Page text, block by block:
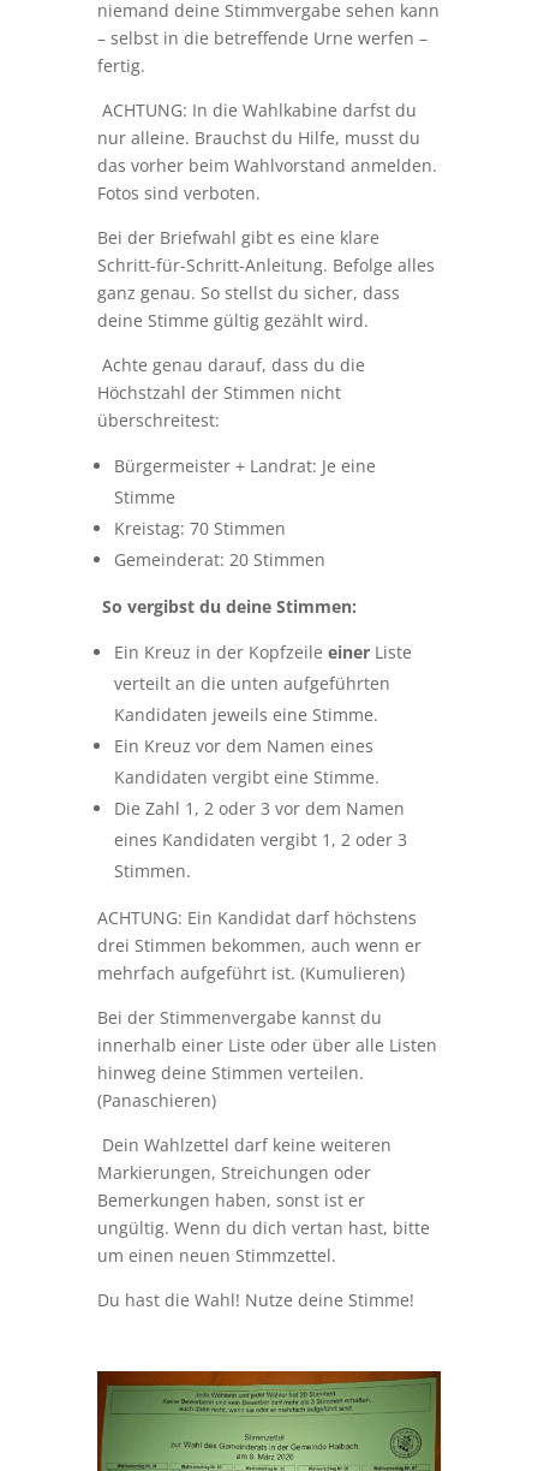
niemand deine Stimmvergabe sehen kann
– selbst in die betreffende Urne werfen –
fertig.
ACHTUNG: In die Wahlkabine darfst du
nur alleine. Brauchst du Hilfe, musst du
das vorher beim Wahlvorstand anmelden.
Fotos sind verboten.
Bei der Briefwahl gibt es eine klare
Schritt-für-Schritt-Anleitung. Befolge alles
ganz genau. So stellst du sicher, dass
deine Stimme gültig gezählt wird.
Achte genau darauf, dass du die
Höchstzahl der Stimmen nicht
überschreitest:
Bürgermeister + Landrat: Je eine
Stimme
Kreistag: 70 Stimmen
Gemeinderat: 20 Stimmen
So vergibst du deine Stimmen:
Ein Kreuz in der Kopfzeile einerListe
verteilt an die unten aufgeführten
Kandidaten jeweils eine Stimme.
Ein Kreuz vor dem Namen eines
Kandidaten vergibt eine Stimme.
Die Zahl 1, 2 oder 3 vor dem Namen
eines Kandidaten vergibt 1, 2 oder 3
Stimmen.
ACHTUNG: Ein Kandidat darf höchstens
drei Stimmen bekommen, auch wenn er
mehrfach aufgeführt ist. (Kumulieren)
Bei der Stimmenvergabe kannst du
innerhalb einer Liste oder über alle Listen
hinweg deine Stimmen verteilen.
(Panaschieren)
Dein Wahlzettel darf keine weiteren
Markierungen, Streichungen oder
Bemerkungen haben, sonst ist er
ungültig. Wenn du dich vertan hast, bitte
um einen neuen Stimmzettel.
Du hast die Wahl! Nutze deine Stimme!